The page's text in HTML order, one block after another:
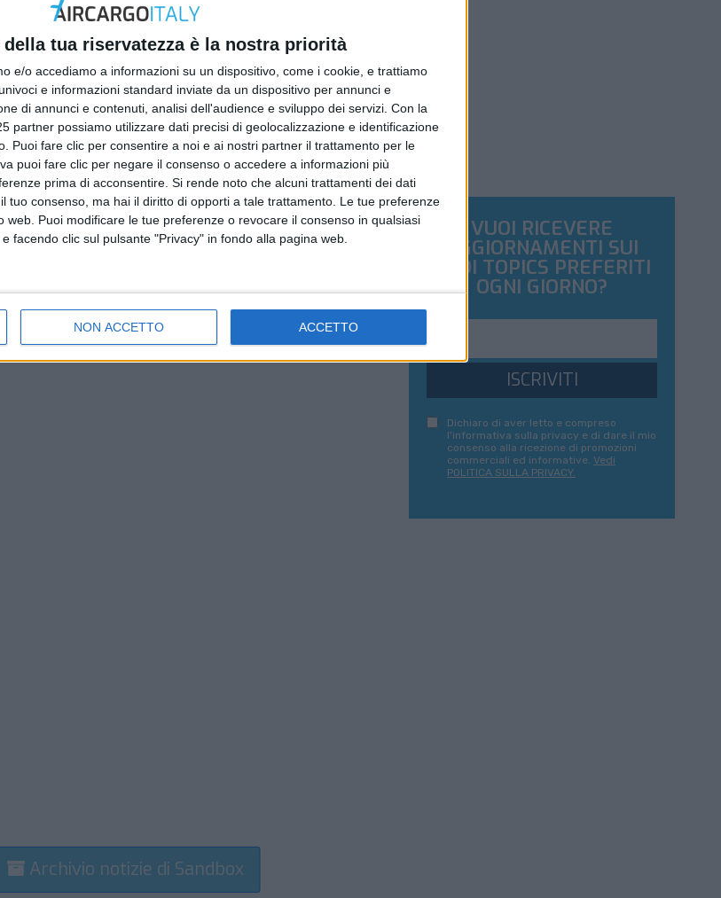
tua riservatezza è la nostra priorità
e/o accediamo a informazioni su un dispositivo, come i cookie, e trattiamo
e informazioni standard inviate da un dispositivo per annunci e
di annunci e contenuti, analisi dell'audience e sviluppo dei servizi. Con la
partner possiamo utilizzare dati precisi di geolocalizzazione e identificazione
Puoi fare clic per consentire a noi e ai nostri partner il trattamento per le
puoi fare clic per negare il consenso o accedere a informazioni più
prima di acconsentire. Si rende noto che alcuni trattamenti dei dati
tuo consenso, ma hai il diritto di opporti a tale trattamento. Le tue preferenze
web. Puoi modificare le tue preferenze o revocare il consenso in qualsiasi
facendo clic sul pulsante "Privacy" in fondo alla pagina web.
NON ACCETTO ACCETTO
il trasporto di merci
VUOI RICEVERE
AGGIORNAMENTI SUI
TUOI TOPICS PREFERITI
OGNI GIORNO?
ISCRIVITI
Dichiaro di aver letto e compreso
l'informativa sulla privacy e di dare il mio
consenso alla ricezione di promozioni
commerciali ed informative. Vedi
POLITICA SULLA PRIVACY.
Archivio notizie di Sandbox